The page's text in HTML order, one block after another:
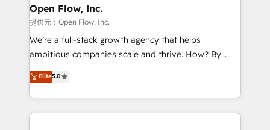
and Stockholm Elixir is a first mover and leader
when it comes to HubSpot sales and service
implementations, highly renowned for our business
acumen, process (re-)design experience and a
integrate HubSpot with complex solutions like SAP,
MicroSoft, custom solutions,... Our company also has
Open Flow, Inc.
提供元：Open Flow, Inc.
We’re a full-stack growth agency that helps
ambitious companies scale and thrive. How? By
upgrading and streamlining every single revenue-
generating aspect of your business. We’re proud
HubSpot Elite Solutions Partners and devout CRM
nerds who can harness HubSpot’s custom digital
Elite5.0